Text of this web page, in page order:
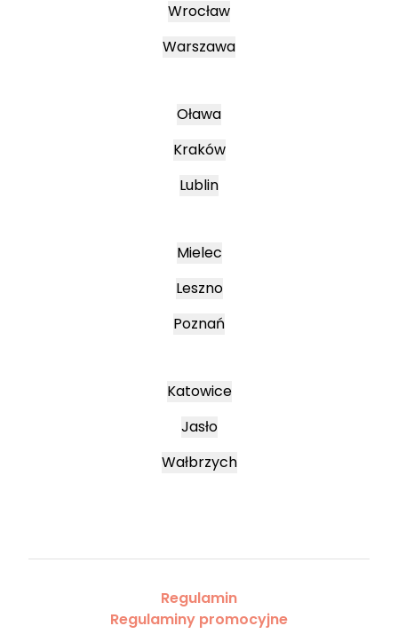
Wrocław
Warszawa
Oława
Kraków
Lublin
Mielec
Leszno
Poznań
Katowice
Jasło
Wałbrzych
Regulamin
Regulaminy promocyjne